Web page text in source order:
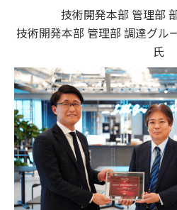
技術開発本部 管理部
技術開発本部 管理部 調達グル
氏